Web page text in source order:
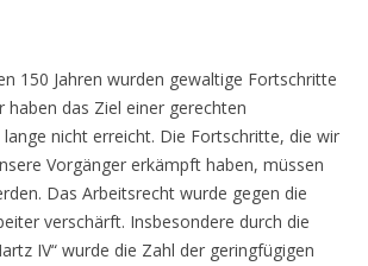
150 Jahren wurden gewaltige Fortschritte
das Ziel einer gerechten
nicht erreicht. Die Fortschritte, die wir
Vorgänger erkämpft haben, müssen
Das Arbeitsrecht wurde gegen die
verschärft. Insbesondere durch die
IV“ wurde die Zahl der geringfügigen